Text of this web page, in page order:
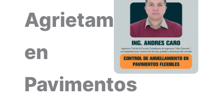
Agrietamiento
en
Pavimentos